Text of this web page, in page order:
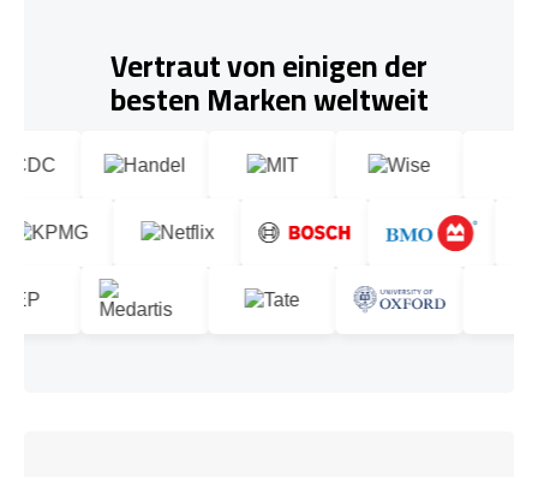
Vertraut von einigen der
besten Marken weltweit